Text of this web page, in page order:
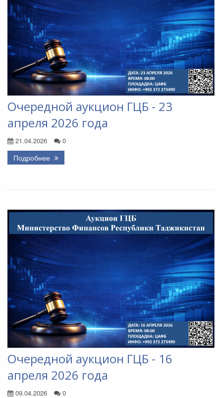
Очередной аукцион ГЦБ - 23
апреля 2026 года
21.04.2026 0
Подробнее
Очередной аукцион ГЦБ - 16
апреля 2026 года
09.04.2026 0